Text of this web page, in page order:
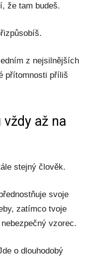
že tam budeš.
z nejsilnějších
přítomnosti příliš
až na
stejný člověk.
svoje
zatímco tvoje
vzorec.
o dlouhodobý